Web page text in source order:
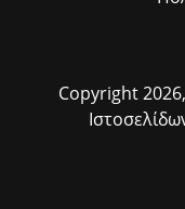
Copyright 2026,